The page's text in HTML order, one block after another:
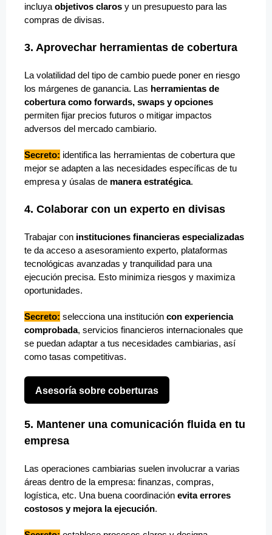
incluya objetivos claros y un presupuesto para las
compras de divisas.
3. Aprovechar herramientas de cobertura
La volatilidad del tipo de cambio puede poner en riesgo
los márgenes de ganancia. Las herramientas de
cobertura como forwards, swaps y opciones
permiten fijar precios futuros o mitigar impactos
adversos del mercado cambiario.
Secreto: identifica las herramientas de cobertura que
mejor se adapten a las necesidades específicas de tu
empresa y úsalas de manera estratégica.
4. Colaborar con un experto en divisas
Trabajar con instituciones financieras especializadas
te da acceso a asesoramiento experto, plataformas
tecnológicas avanzadas y tranquilidad para una
ejecución precisa. Esto minimiza riesgos y maximiza
oportunidades.
Secreto: selecciona una institución con experiencia
comprobada, servicios financieros internacionales que
se puedan adaptar a tus necesidades cambiarias, así
como tasas competitivas.
Asesoría sobre coberturas
5. Mantener una comunicación fluida en tu
empresa
Las operaciones cambiarias suelen involucrar a varias
áreas dentro de la empresa: finanzas, compras,
logística, etc. Una buena coordinación evita errores
costosos y mejora la ejecución.